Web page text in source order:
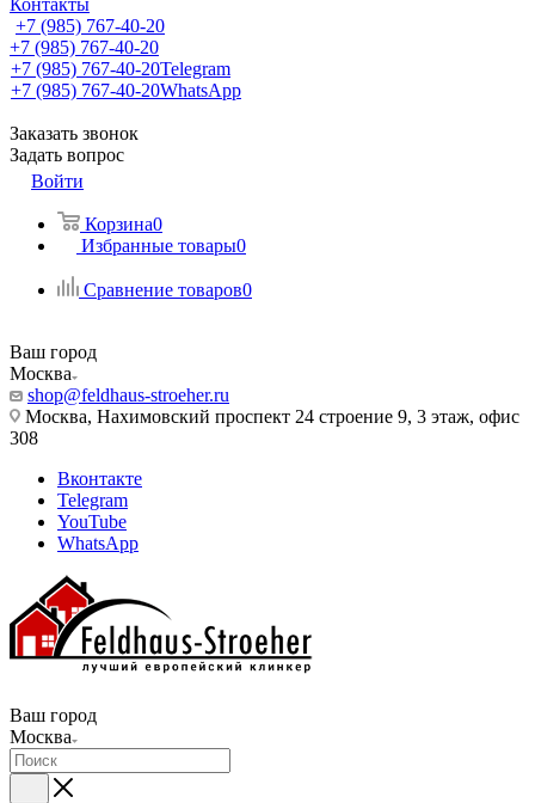
Контакты
+7 (985) 767-40-20
+7 (985) 767-40-20
+7 (985) 767-40-20Telegram
+7 (985) 767-40-20WhatsApp
Заказать звонок
Задать вопрос
Войти
Корзина0
Избранные товары0
Сравнение товаров0
Ваш город
Москва
shop@feldhaus-stroeher.ru
Москва, Нахимовский проспект 24 строение 9, 3 этаж, офис
308
Вконтакте
Telegram
YouTube
WhatsApp
Ваш город
Москва